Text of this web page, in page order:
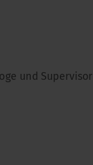
und Supervisor